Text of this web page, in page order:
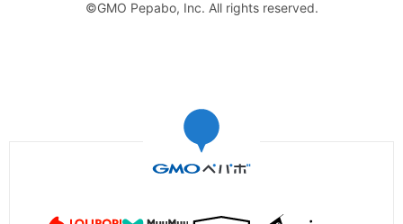
©GMO Pepabo, Inc. All rights reserved.